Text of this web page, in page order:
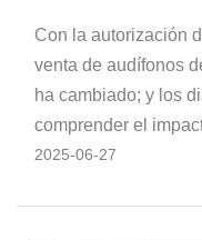
Con la autorización
venta de audífonos
ha cambiado; y los
comprender el
para los usuarios
2025-06-27